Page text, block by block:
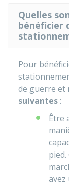
Quelles
bénéficier
Pour
de guerre et
suivantes :
Être